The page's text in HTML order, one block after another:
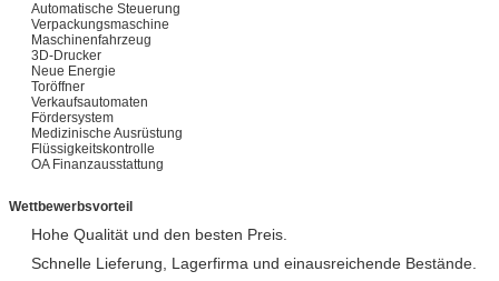
Automatische Steuerung
Verpackungsmaschine
Maschinenfahrzeug
3D-Drucker
Neue Energie
Toröffner
Verkaufsautomaten
Fördersystem
Medizinische Ausrüstung
Flüssigkeitskontrolle
OA Finanzausstattung
Wettbewerbsvorteil
Hohe Qualität und den besten Preis.
Schnelle Lieferung, Lagerfirma und einausreichende Bestände